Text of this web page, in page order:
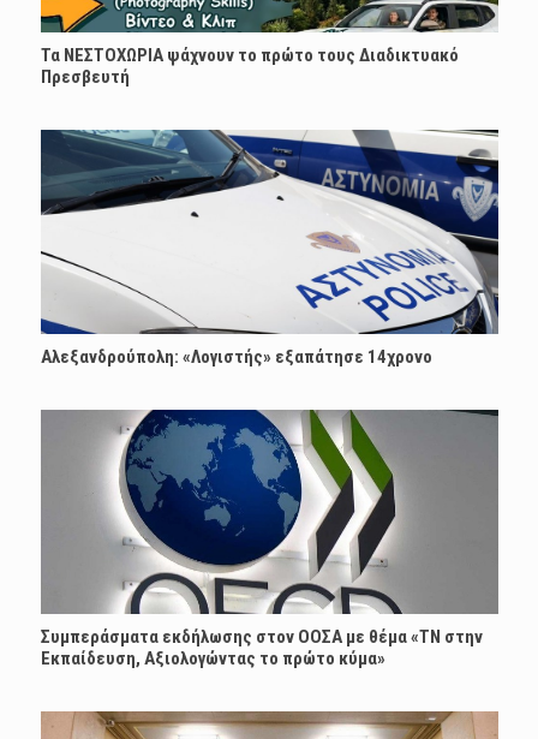
Τα ΝΕΣΤΟΧΩΡΙΑ ψάχνουν το πρώτο τους Διαδικτυακό
Πρεσβευτή
Αλεξανδρούπολη: «Λογιστής» εξαπάτησε 14χρονο
Συμπεράσματα εκδήλωσης στον ΟΟΣΑ με θέμα «ΤΝ στην
Εκπαίδευση, Αξιολογώντας το πρώτο κύμα»